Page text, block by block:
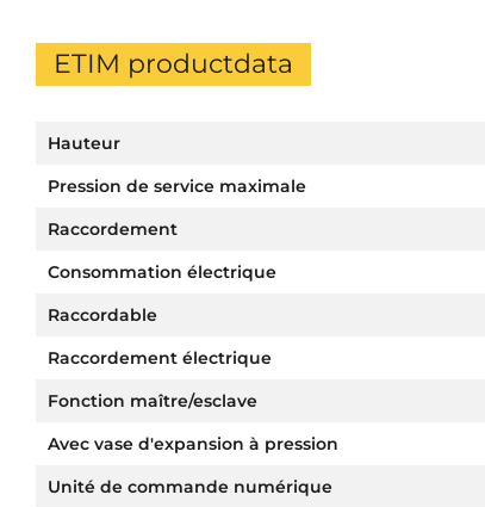
ETIM productdata
Hauteur
Pression de service maximale
Raccordement
Consommation électrique
Raccordable
Raccordement électrique
Fonction maître/esclave
Avec vase d'expansion à pression
Unité de commande numérique